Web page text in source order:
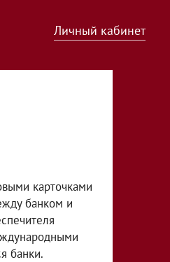
Личный кабинет
карточками
банком и
банки.